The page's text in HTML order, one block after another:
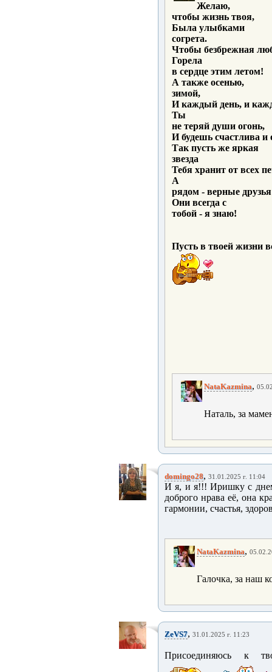
Желаю,
чтобы жизнь твоя,
Была улыбками
согрета.
Чтобы безбрежная
Горела
в сердце этим летом!
А также осенью,
зимой,
И каждый день, и
Ты
не теряй души огонь,
И будешь счастлива и
Так пусть же яркая
звезда
Тебя хранит от всех
А
рядом - верные друзья
Они всегда с
тобой - я знаю!
Пусть в твоей жизни
NataKazmina,
Наталь, за
domingo28, 31.01.2025 г. 11:04
И я, и я!!! Иришку с
доброго нрава её, она
гармонии, счастья,
NataKazmina,
Галочка, за наш
ZeVS7, 31.01.2025 г. 11:23
Присоединяюсь к